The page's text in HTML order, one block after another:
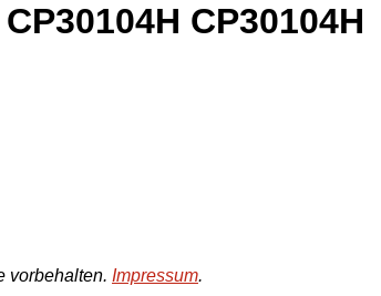
CP30104H
vorbehalten. Impressum.